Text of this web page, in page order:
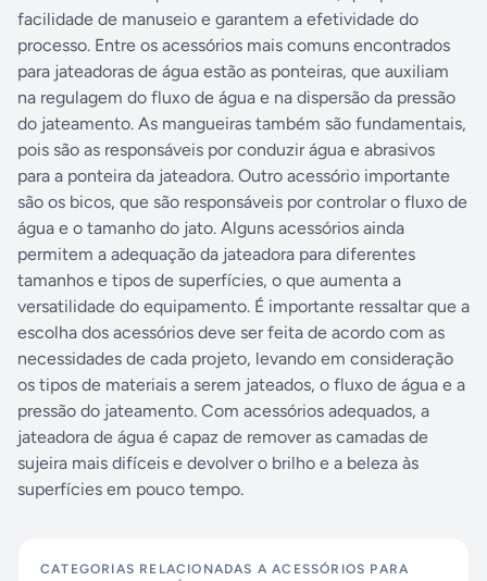
facilidade de manuseio e garantem a efetividade do
processo. Entre os acessórios mais comuns encontrados
para jateadoras de água estão as ponteiras, que auxiliam
na regulagem do fluxo de água e na dispersão da pressão
do jateamento. As mangueiras também são fundamentais,
pois são as responsáveis por conduzir água e abrasivos
para a ponteira da jateadora. Outro acessório importante
são os bicos, que são responsáveis por controlar o fluxo de
água e o tamanho do jato. Alguns acessórios ainda
permitem a adequação da jateadora para diferentes
tamanhos e tipos de superfícies, o que aumenta a
versatilidade do equipamento. É importante ressaltar que a
escolha dos acessórios deve ser feita de acordo com as
necessidades de cada projeto, levando em consideração
os tipos de materiais a serem jateados, o fluxo de água e a
pressão do jateamento. Com acessórios adequados, a
jateadora de água é capaz de remover as camadas de
sujeira mais difíceis e devolver o brilho e a beleza às
superfícies em pouco tempo.
CATEGORIAS RELACIONADAS AACESSÓRIOS PARA